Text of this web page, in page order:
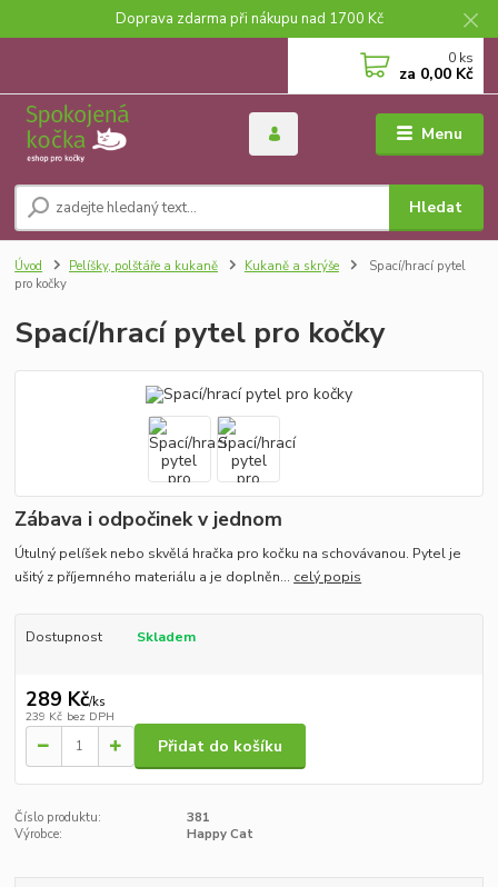
Doprava zdarma při nákupu nad 1700 Kč
Menu
Hledat
0 ks
za 0,00 Kč
Úvod Pelíšky, polštáře a kukaně Kukaně a skrýše
Spací/hrací pytel
pro kočky
Spací/hrací pytel pro kočky
Zábava i odpočinek v jednom
Útulný pelíšek nebo skvělá hračka pro kočku na schovávanou. Pytel je
ušitý z příjemného materiálu a je doplněn... celý popis
Dostupnost Skladem
289 Kč/ks
239 Kč bez DPH
Přidat do košíku
Číslo produktu:
381
Výrobce:
Happy Cat